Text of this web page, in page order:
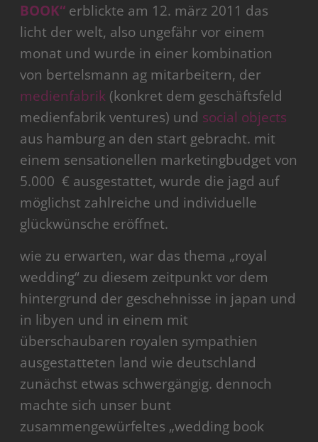
BOOK“ erblickte am 12. märz 2011 das
licht der welt, also ungefähr vor einem
monat und wurde in einer kombination
von bertelsmann ag mitarbeitern, der
medienfabrik (konkret dem geschäftsfeld
medienfabrik ventures) und social objects
aus hamburg an den start gebracht. mit
einem sensationellen marketingbudget von
5.000 € ausgestattet, wurde die jagd auf
möglichst zahlreiche und individuelle
glückwünsche eröffnet.
wie zu erwarten, war das thema „royal
wedding“ zu diesem zeitpunkt vor dem
hintergrund der geschehnisse in japan und
in libyen und in einem mit
überschaubaren royalen sympathien
ausgestatteten land wie deutschland
zunächst etwas schwergängig. dennoch
machte sich unser bunt
zusammengewürfeltes „wedding book